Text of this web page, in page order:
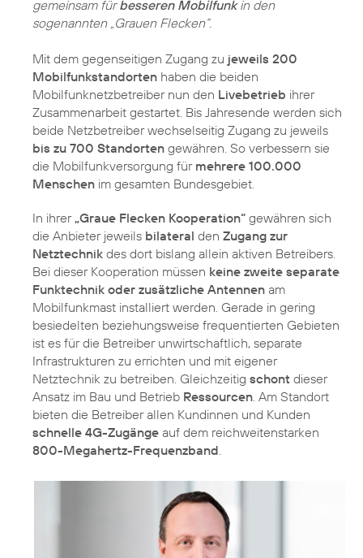
gemeinsam fürbesseren Mobilfunkin den
sogenannten „Grauen Flecken“.
Mit dem gegenseitigen Zugang zu jeweils 200
Mobilfunkstandorten haben die beiden
Mobilfunknetzbetreiber nun den Livebetrieb ihrer
Zusammenarbeit gestartet. Bis Jahresende werden sich
beide Netzbetreiber wechselseitig Zugang zu jeweils
bis zu 700 Standorten gewähren. So verbessern sie
die Mobilfunkversorgung für mehrere 100.000
Menschen im gesamten Bundesgebiet.
In ihrer „Graue Flecken Kooperation“ gewähren sich
die Anbieter jeweils bilateral den Zugang zur
Netztechnik des dort bislang allein aktiven Betreibers.
Bei dieser Kooperation müssen keine zweite separate
Funktechnik oder zusätzliche Antennen am
Mobilfunkmast installiert werden. Gerade in gering
besiedelten beziehungsweise frequentierten Gebieten
ist es für die Betreiber unwirtschaftlich, separate
Infrastrukturen zu errichten und mit eigener
Netztechnik zu betreiben. Gleichzeitig schont dieser
Ansatz im Bau und Betrieb Ressourcen . Am Standort
bieten die Betreiber allen Kundinnen und Kunden
schnelle 4G-Zugänge auf dem reichweitenstarken
800-Megahertz-Frequenzband